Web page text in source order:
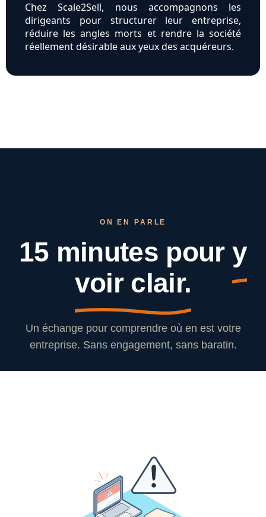
Chez Scale2Sell, nous accompagnons les
dirigeants pour structurer leur entreprise,
réduire les angles morts et rendre la société
réellement désirable aux yeux des acquéreurs.
ON EN PARLE
15 minutes pour y
voir clair.
Un échange pour comprendre où en est votre
entreprise. Sans engagement, sans baratin.